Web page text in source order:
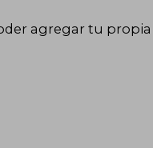
agregar tu